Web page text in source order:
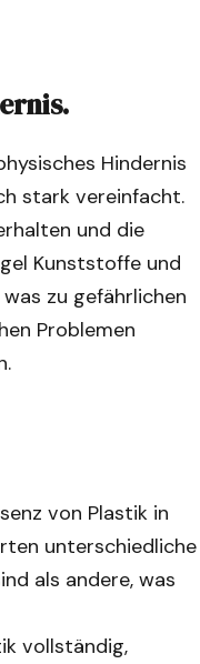
Hindernis
stark vereinfacht.
und die
Kunststoffe und
zu gefährlichen
Problemen
von Plastik in
unterschiedliche
als andere, was
vollständig,